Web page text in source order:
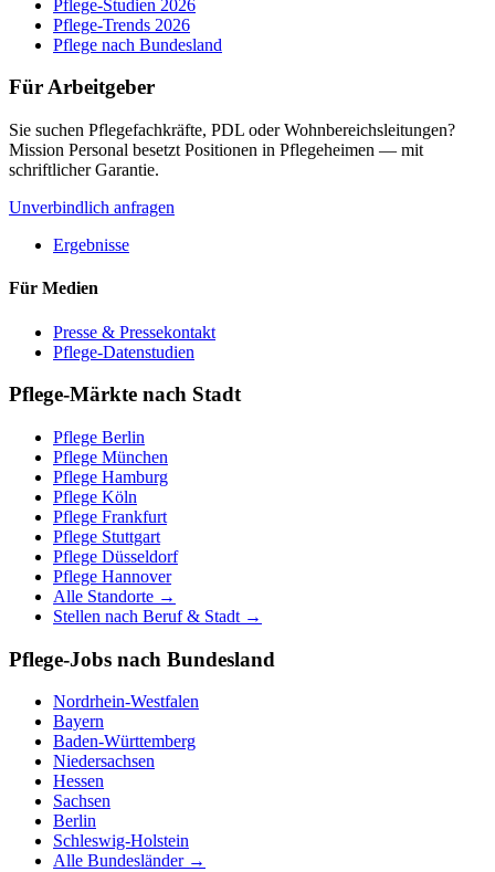
Pflege-Studien 2026
Pflege-Trends 2026
Pflege nach Bundesland
Für Arbeitgeber
Sie suchen Pflegefachkräfte, PDL oder Wohnbereichsleitungen?
Mission Personal besetzt Positionen in Pflegeheimen — mit
schriftlicher Garantie.
Unverbindlich anfragen
Ergebnisse
Für Medien
Presse & Pressekontakt
Pflege-Datenstudien
Pflege-Märkte nach Stadt
Pflege Berlin
Pflege München
Pflege Hamburg
Pflege Köln
Pflege Frankfurt
Pflege Stuttgart
Pflege Düsseldorf
Pflege Hannover
Alle Standorte →
Stellen nach Beruf & Stadt →
Pflege-Jobs nach Bundesland
Nordrhein-Westfalen
Bayern
Baden-Württemberg
Niedersachsen
Hessen
Sachsen
Berlin
Schleswig-Holstein
Alle Bundesländer →